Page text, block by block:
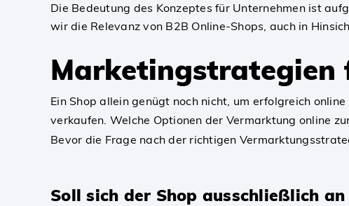
Die Bedeutung des Konzeptes für Unternehmen ist
wir die Relevanz von B2B Online-Shops, auch in
Marketingstrategien
Ein Shop allein genügt noch nicht, um erfolgreich
verkaufen. Welche Optionen der Vermarktung online
Bevor die Frage nach der richtigen
Soll sich der Shop ausschließlich